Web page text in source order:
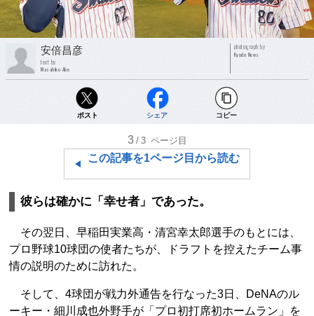
安倍昌彦
text by
Masahiko Abe
photograph by
Kyodo News
ポスト シェア コピー
3 /3 ページ目
この記事を1ページ目から読む
彼らは確かに「幸せ者」であった。
その翌日、早稲田実業高・清宮幸太郎選手のもとには、
プロ野球10球団の使者たちが、ドラフトを控えたチーム事
情の説明のために訪れた。
そして、4球団が戦力外通告を行なった3日、DeNAのル
ーキー・細川成也外野手が「プロ初打席初ホームラン」を